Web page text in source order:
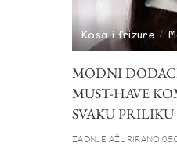
Kosa i frizure
MODNI
MUST-HAVE
SVAKU PRILIKU
ZADNJE AŽURIRANO